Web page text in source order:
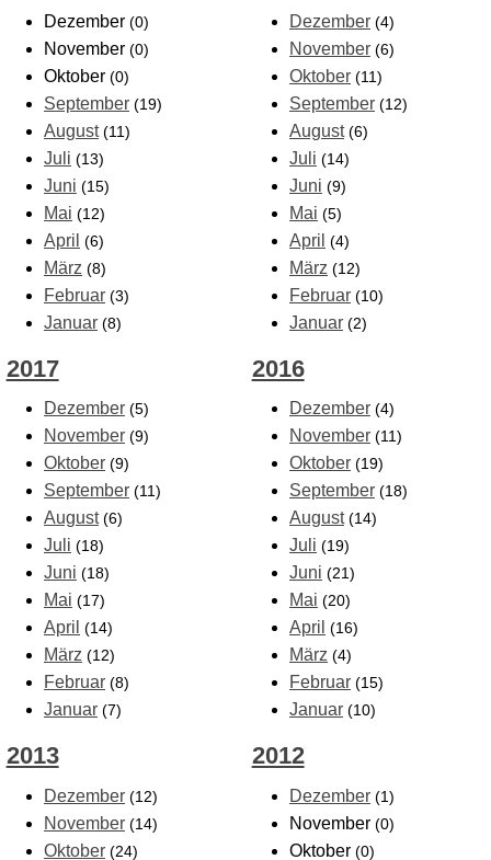
Dezember (0)
November (0)
Oktober (0)
September (19)
August (11)
Juli (13)
Juni (15)
Mai (12)
April (6)
März (8)
Februar (3)
Januar (8)
Dezember (4)
November (6)
Oktober (11)
September (12)
August (6)
Juli (14)
Juni (9)
Mai (5)
April (4)
März (12)
Februar (10)
Januar (2)
2017
Dezember (5)
November (9)
Oktober (9)
September (11)
August (6)
Juli (18)
Juni (18)
Mai (17)
April (14)
März (12)
Februar (8)
Januar (7)
2016
Dezember (4)
November (11)
Oktober (19)
September (18)
August (14)
Juli (19)
Juni (21)
Mai (20)
April (16)
März (4)
Februar (15)
Januar (10)
2013
Dezember (12)
November (14)
Oktober (24)
2012
Dezember (1)
November(0)
Oktober(0)